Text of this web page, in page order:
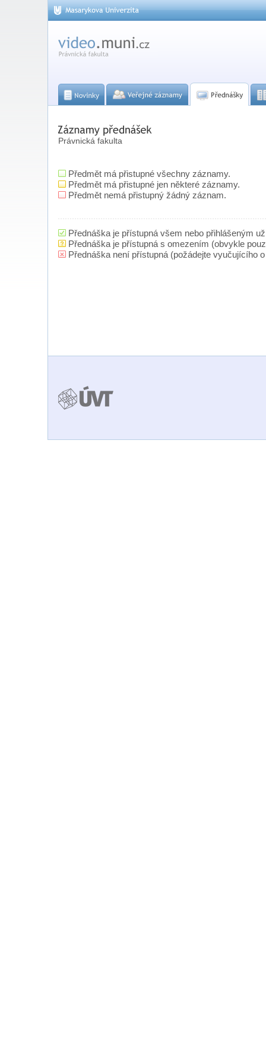
Právnická fakulta
Předmět má přistupné všechny záznamy.
Předmět má přistupné jen některé záznamy.
Předmět nemá přistupný žádný záznam.
Přednáška je přístupná všem nebo přihlášeným
Přednáška je přístupná s omezením (obvykle
Přednáška není přístupná (požádejte vyučujícího